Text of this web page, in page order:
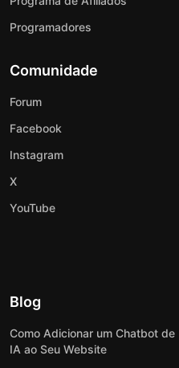
Programadores
Comunidade
Forum
Facebook
Instagram
X
YouTube
Blog
Como Adicionar um Chatbot de
IA ao Seu Website